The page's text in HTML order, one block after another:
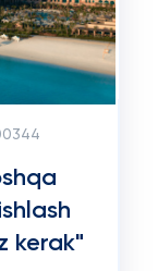
kerak"